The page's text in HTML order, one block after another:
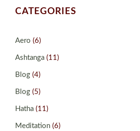
CATEGORIES
Aero (6)
Ashtanga (11)
Blog (4)
Blog (5)
Hatha (11)
Meditation (6)